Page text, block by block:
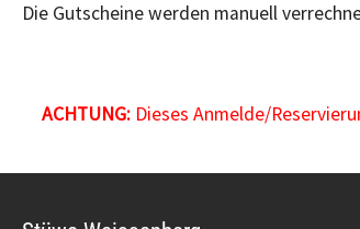
Die Gutscheine werden manuell
ACHTUNG:Dieses Anmelde/